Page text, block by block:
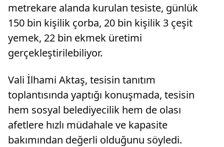
metrekare alanda kurulan tesiste, günlük
150 bin kişilik çorba, 20 bin kişilik 3 çeşit
yemek, 22 bin ekmek üretimi
gerçekleştirilebiliyor.
Vali İlhami Aktaş, tesisin tanıtım
toplantısında yaptığı konuşmada, tesisin
hem sosyal belediyecilik hem de olası
afetlere hızlı müdahale ve kapasite
bakımından değerli olduğunu söyledi.